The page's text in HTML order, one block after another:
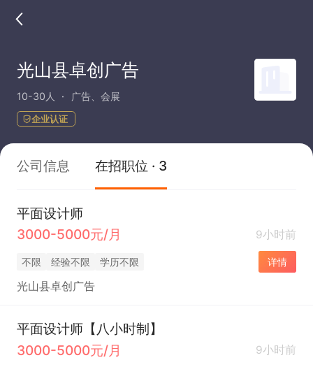
光山县卓创广告
10-30人 广告、会展
企业认证
公司信息 在招职位 · 3
平面设计师
3000-5000元/月
9小时前
不限 经验不限 学历不限 详情
光山县卓创广告
平面设计师【八小时制】
3000-5000元/月
9小时前